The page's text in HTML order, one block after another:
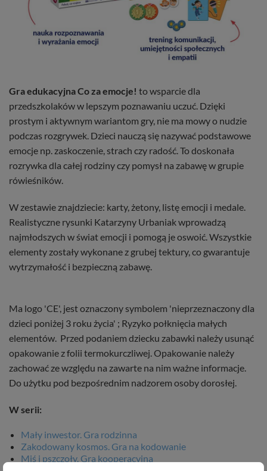
Gra edukacyjna Co za emocje! to wsparcie dla
przedszkolaków w lepszym poznawaniu uczuć. Dzięki
prostym i aktywnym wariantom gry, nie ma mowy o nudzie
podczas rozgrywek. Dzieci nauczą się nazywać podstawowe
emocje np. zaskoczenie, strach czy radość. To doskonała
rozrywka dla całej rodziny czy pomysł na zabawę w grupie
rówieśników.
W zestawie znajdziecie: karty, żetony, listę emocji i medale.
Realistyczne rysunki Katarzyny Urbaniak wprowadzą
najmłodszych w świat emocji i pomogą je oswoić. Wszystkie
elementy zostały wykonane z grubej tektury, co gwarantuje
wytrzymałość i bezpieczną zabawę.
Ma logo 'CE', jest oznaczony symbolem 'nieprzeznaczony dla
dzieci poniżej 3 roku życia' ; Ryzyko połknięcia małych
elementów. Przed podaniem dziecku zabawki należy usunąć
opakowanie z folii termokurczliwej. Opakowanie należy
zachować ze względu na zawarte na nim ważne informacje.
Do użytku pod bezpośrednim nadzorem osoby dorosłej.
W serii:
Mały inwestor. Gra rodzinna
Zakodowany kosmos. Gra na kodowanie
Miś i pszczoły. Gra kooperacyjna